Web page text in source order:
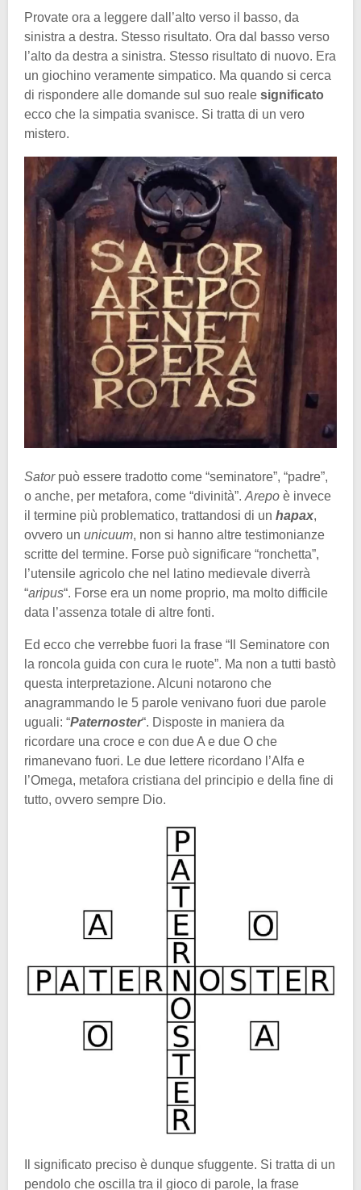
Provate ora a leggere dall’alto verso il basso, da
sinistra a destra. Stesso risultato. Ora dal basso verso
l’alto da destra a sinistra. Stesso risultato di nuovo. Era
un giochino veramente simpatico. Ma quando si cerca
di rispondere alle domande sul suo reale significato
ecco che la simpatia svanisce. Si tratta di un vero
mistero.
Satorpuò essere tradotto come “seminatore”, “padre”,
o anche, per metafora, come “divinità”. Arepo è invece
il termine più problematico, trattandosi di un hapax,
ovvero un unicuum, non si hanno altre testimonianze
scritte del termine. Forse può significare “ronchetta”,
l’utensile agricolo che nel latino medievale diverrà
“aripus“. Forse era un nome proprio, ma molto difficile
data l’assenza totale di altre fonti.
Ed ecco che verrebbe fuori la frase “Il Seminatore con
la roncola guida con cura le ruote”. Ma non a tutti bastò
questa interpretazione. Alcuni notarono che
anagrammando le 5 parole venivano fuori due parole
uguali: “Paternoster“. Disposte in maniera da
ricordare una croce e con due A e due O che
rimanevano fuori. Le due lettere ricordano l’Alfa e
l’Omega, metafora cristiana del principio e della fine di
tutto, ovvero sempre Dio.
Il significato preciso è dunque sfuggente. Si tratta di un
pendolo che oscilla tra il gioco di parole, la frase